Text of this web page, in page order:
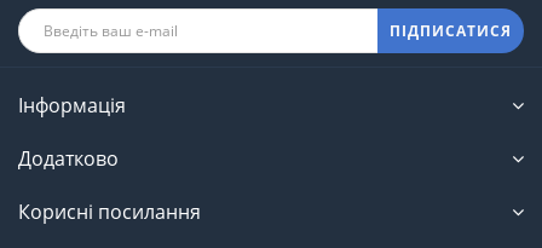
ПІДПИСАТИСЯ
Інформація
Додатково
Корисні посилання